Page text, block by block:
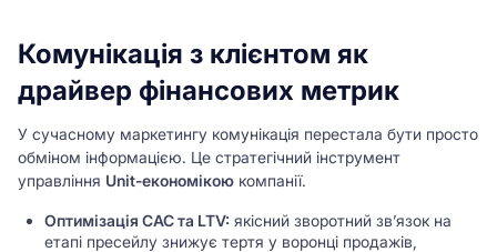
Комунікація з клієнтом як
драйвер фінансових метрик
У сучасному маркетингу комунікація перестала бути просто
обміном інформацією. Це стратегічний інструмент
управління Unit-економікою компанії.
Оптимізація CAC та LTV: якісний зворотний зв’язок на
етапі пресейлу знижує тертя у воронці продажів,